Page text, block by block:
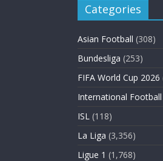
Categories
Asian Football (308)
Bundesliga (253)
FIFA World Cup 2026
International Football
ISL (118)
La Liga (3,356)
Ligue 1 (1,768)